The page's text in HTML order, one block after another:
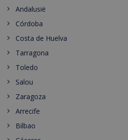
Andalusië
Córdoba
Costa de Huelva
Tarragona
Toledo
Salou
Zaragoza
Arrecife
Bilbao